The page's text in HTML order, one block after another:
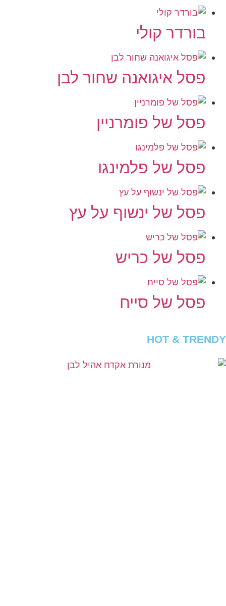
בורדר קולי
פסל איגואנה שחור לבן
פסל של פומרניין
פסל של פלמינגו
פסל של ינשוף על עץ
פסל של כריש
פסל של סייח
HOT & TRENDY